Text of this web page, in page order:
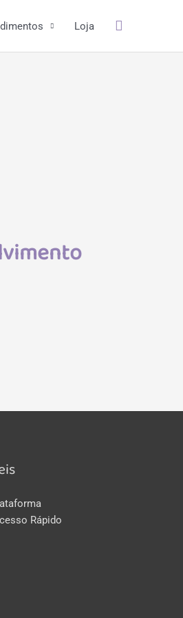
Loja Pesquisar
Rápido